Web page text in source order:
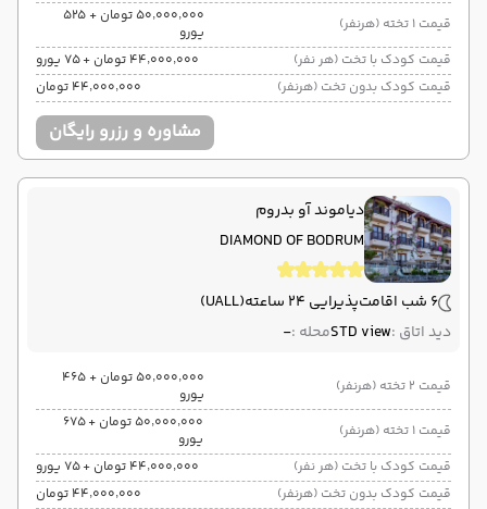
قیمت 1 تخته (هرنفر)
۵۰٬۰۰۰٬۰۰۰ تومان + ۵۲۵
یورو
قیمت کودک با تخت (هر نفر)
۴۴٬۰۰۰٬۰۰۰ تومان + ۷۵ یورو
قیمت کودک بدون تخت (هرنفر)
۴۴٬۰۰۰٬۰۰۰ تومان
مشاوره و رزرو رایگان
دیاموند آو بدروم
DIAMOND OF BODRUM
6 شب اقامت پذیرایی 24 ساعته
(UALL)
دید اتاق :STD viewمحله :-
قیمت 2 تخته (هرنفر)
۵۰٬۰۰۰٬۰۰۰ تومان + ۴۶۵
یورو
قیمت 1 تخته (هرنفر)
۵۰٬۰۰۰٬۰۰۰ تومان + ۶۷۵
یورو
قیمت کودک با تخت (هر نفر)
۴۴٬۰۰۰٬۰۰۰ تومان + ۷۵ یورو
قیمت کودک بدون تخت (هرنفر)
۴۴٬۰۰۰٬۰۰۰ تومان